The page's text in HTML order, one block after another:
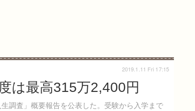
は最高315万2,400円
調査」概要報告を公表した。受験から入学まで
2019.1.11 Fri 17:15